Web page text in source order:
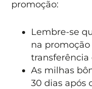
promoção:
Lembre-se
na
transferência
As milhas
30 dias após